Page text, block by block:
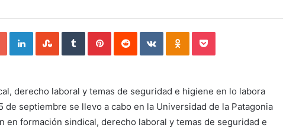
Google+LinkedInStumbleUpon
TumblrPinterestReddit VKontakteOdnoklassniki
Pocket
derecho laboral y temas de seguridad e higiene en lo labora
de septiembre se llevo a cabo en la Universidad de la Patagonia
en formación sindical, derecho laboral y temas de seguridad e